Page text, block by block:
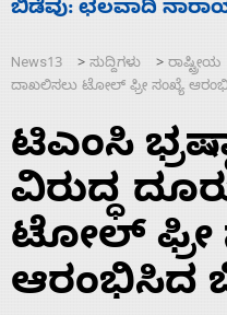
ಹೈಕಮಾಂಡ್
News13 > ಸುದ್ದಿಗಳು > ರಾಷ್ಟ್ರೀಯ
ದಾಖಲಿಸಲು ಟೋಲ್‌ ಫ್ರೀ ಸಂಖ್ಯೆ
ಟಿಎಂಸಿ
ವಿರುದ್ಧ
ಟೋಲ್‌ ಫ್ರೀ
ಆರಂಭಿಸಿದ